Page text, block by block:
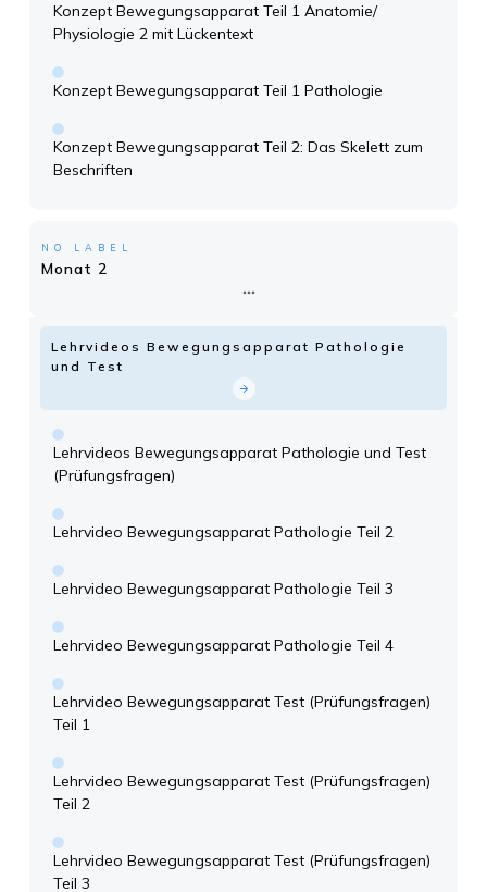
Konzept Bewegungsapparat Teil 1 Anatomie/
Physiologie 2 mit Lückentext
Konzept Bewegungsapparat Teil 1 Pathologie
Konzept Bewegungsapparat Teil 2: Das Skelett zum
Beschriften
NO LABEL
Monat 2
Lehrvideos Bewegungsapparat Pathologie
und Test
Lehrvideos Bewegungsapparat Pathologie und Test
(Prüfungsfragen)
Lehrvideo Bewegungsapparat Pathologie Teil 2
Lehrvideo Bewegungsapparat Pathologie Teil 3
Lehrvideo Bewegungsapparat Pathologie Teil 4
Lehrvideo Bewegungsapparat Test (Prüfungsfragen)
Teil 1
Lehrvideo Bewegungsapparat Test (Prüfungsfragen)
Teil 2
Lehrvideo Bewegungsapparat Test (Prüfungsfragen)
Teil 3